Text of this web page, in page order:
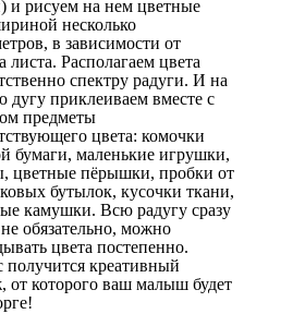
и рисуем на нем цветные
несколько
в зависимости от
листа. Располагаем цвета
спектру радуги. И на
дугу приклеиваем вместе с
предметы
цвета: комочки
бумаги, маленькие игрушки,
цветные пёрышки, пробки от
бутылок, кусочки ткани,
камушки. Всю радугу сразу
не обязательно, можно
цвета постепенно.
получится креативный
от которого ваш малыш будет